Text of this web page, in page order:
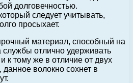
долговечностью.
следует учитывать,
просыхает.
материал, способный на
службы отлично удерживать
к тому же в отличие от двух
волокно сохнет в